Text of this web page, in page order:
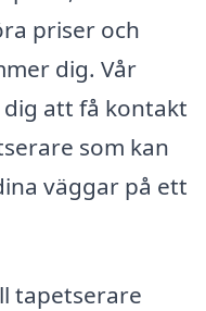
priser och
dig. Vår
att få kontakt
som kan
väggar på ett
tapetserare